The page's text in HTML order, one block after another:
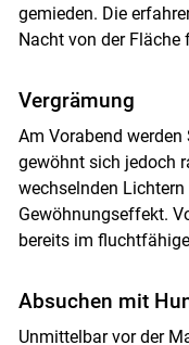
gemieden. Die
Nacht von der Fläche
Vergrämung
Am Vorabend
gewöhnt sich jedoch
wechselnden
Gewöhnungseffekt.
bereits im
Absuchen mit
Unmittelbar vor der